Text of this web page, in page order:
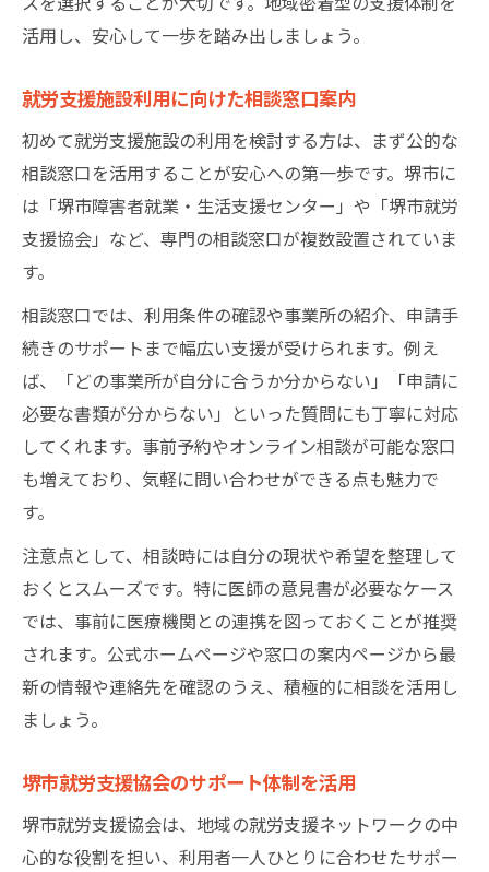
活用し、安心して一歩を踏み出しましょう。
就労支援施設利用に向けた相談窓口案内
初めて就労支援施設の利用を検討する方は、まず公的な
相談窓口を活用することが安心への第一歩です。堺市に
は「堺市障害者就業・生活支援センター」や「堺市就労
支援協会」など、専門の相談窓口が複数設置されていま
す。
相談窓口では、利用条件の確認や事業所の紹介、申請手
続きのサポートまで幅広い支援が受けられます。例え
ば、「どの事業所が自分に合うか分からない」「申請に
必要な書類が分からない」といった質問にも丁寧に対応
してくれます。事前予約やオンライン相談が可能な窓口
も増えており、気軽に問い合わせができる点も魅力で
す。
注意点として、相談時には自分の現状や希望を整理して
おくとスムーズです。特に医師の意見書が必要なケース
では、事前に医療機関との連携を図っておくことが推奨
されます。公式ホームページや窓口の案内ページから最
新の情報や連絡先を確認のうえ、積極的に相談を活用し
ましょう。
堺市就労支援協会のサポート体制を活用
堺市就労支援協会は、地域の就労支援ネットワークの中
心的な役割を担い、利用者一人ひとりに合わせたサポー